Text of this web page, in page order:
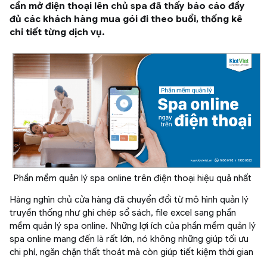
cần mở điện thoại lên chủ spa đã thấy báo cáo đầy
đủ các khách hàng mua gói đi theo buổi, thống kê
chi tiết từng dịch vụ.
Phần mềm quản lý spa online trên điện thoại hiệu quả nhất
Hàng nghìn chủ cửa hàng đã chuyển đổi từ mô hình quản lý
truyền thống như ghi chép sổ sách, file excel sang phần
mềm quản lý spa online. Những lợi ích của phần mềm quản lý
spa online mang đến là rất lớn, nó không những giúp tối ưu
chi phí, ngăn chặn thất thoát mà còn giúp tiết kiệm thời gian